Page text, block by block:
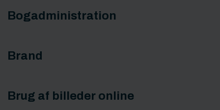
Bogadministration
Brand
Brug af billeder online